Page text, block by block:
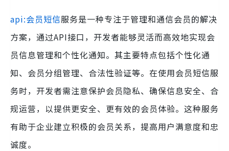
api:会员短信服务是一种专注于管理和通信会员的解决
方案，通过API接口，开发者能够灵活而高效地实现会
员信息管理和个性化通知。其主要特点包括个性化通
知、会员分组管理、合法性验证等。在使用会员短信服
务时，开发者需注意保护会员隐私、确保信息安全、合
规运营，以提供更安全、更有效的会员体验。这种服务
有助于企业建立积极的会员关系，提高用户满意度和忠
诚度。